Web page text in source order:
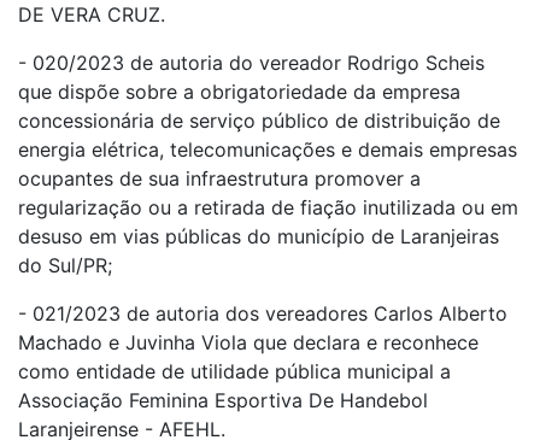
DE VERA CRUZ.
- 020/2023 de autoria do vereador Rodrigo Scheis
que dispõe sobre a obrigatoriedade da empresa
concessionária de serviço público de distribuição de
energia elétrica, telecomunicações e demais empresas
ocupantes de sua infraestrutura promover a
regularização ou a retirada de fiação inutilizada ou em
desuso em vias públicas do município de Laranjeiras
do Sul/PR;
- 021/2023 de autoria dos vereadores Carlos Alberto
Machado e Juvinha Viola que declara e reconhece
como entidade de utilidade pública municipal a
Associação Feminina Esportiva De Handebol
Laranjeirense - AFEHL.